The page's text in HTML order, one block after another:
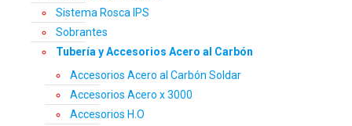
Sistema Rosca IPS
Sobrantes
Tubería y Accesorios Acero al Carbón
Accesorios Acero al Carbón Soldar
Accesorios Acero x 3000
Accesorios H.O